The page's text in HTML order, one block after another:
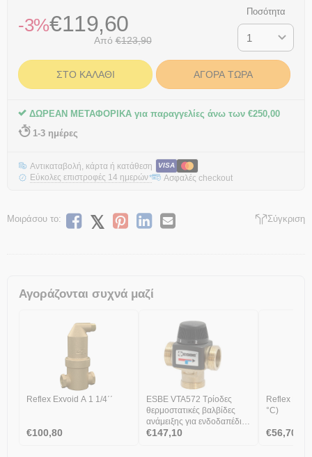
-3%€119,60
Από €123,90
Ποσότητα
ΣΤΟ ΚΑΛΆΘΙ ΑΓΟΡΆ ΤΏΡΑ
ΔΩΡΕΑΝ ΜΕΤΑΦΟΡΙΚΑ για παραγγελίες άνω των €250,00
1-3 ημέρες
Αντικαταβολή, κάρτα ή κατάθεση VISA
Εύκολες επιστροφές 14 ημερών* Ασφαλές checkout
Μοιράσου το: Σύγκριση
Αγοράζονται συχνά μαζί
Reflex Exvoid A 1 1/4΄΄
€100,80
ESBE VTA572 Tρίοδες
θερμοστατικές βαλβίδες
ανάμειξης για ενδοδαπέδια
θέρμανση - ψύξη 4,8 kvs
€147,10
Reflex
°C)
€56,70